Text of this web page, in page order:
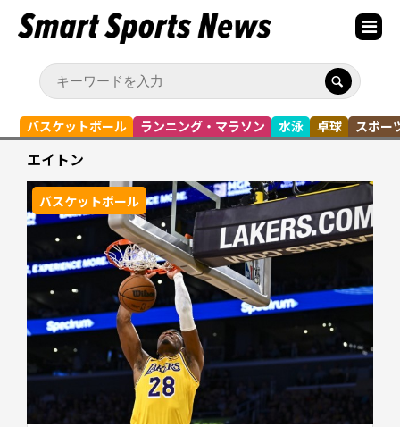
バスケットボール ランニング・マラソン 水泳 卓球 スポー
エイトン
バスケットボール